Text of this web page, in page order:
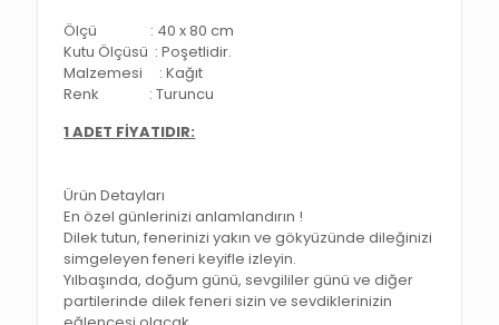
Ölçü : 40 x 80 cm
Kutu Ölçüsü : Poşetlidir.
Malzemesi : Kağıt
Renk : Turuncu
1 ADET FİYATIDIR:
Ürün Detayları
En özel günlerinizi anlamlandırın !
Dilek tutun, fenerinizi yakın ve gökyüzünde dileğinizi
simgeleyen feneri keyifle izleyin.
Yılbaşında, doğum günü, sevgililer günü ve diğer
partilerinde dilek feneri sizin ve sevdiklerinizin